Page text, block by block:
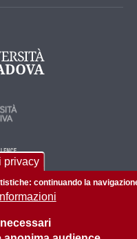
privacy
continuando la